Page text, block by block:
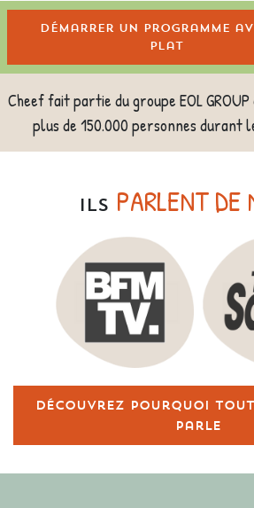
Démarrer un programme
plat
Cheef fait partie du groupe EOL
plus de 150.000 personnes durant
ILS PARLENT DE
Découvrez pourquoi tout
parle